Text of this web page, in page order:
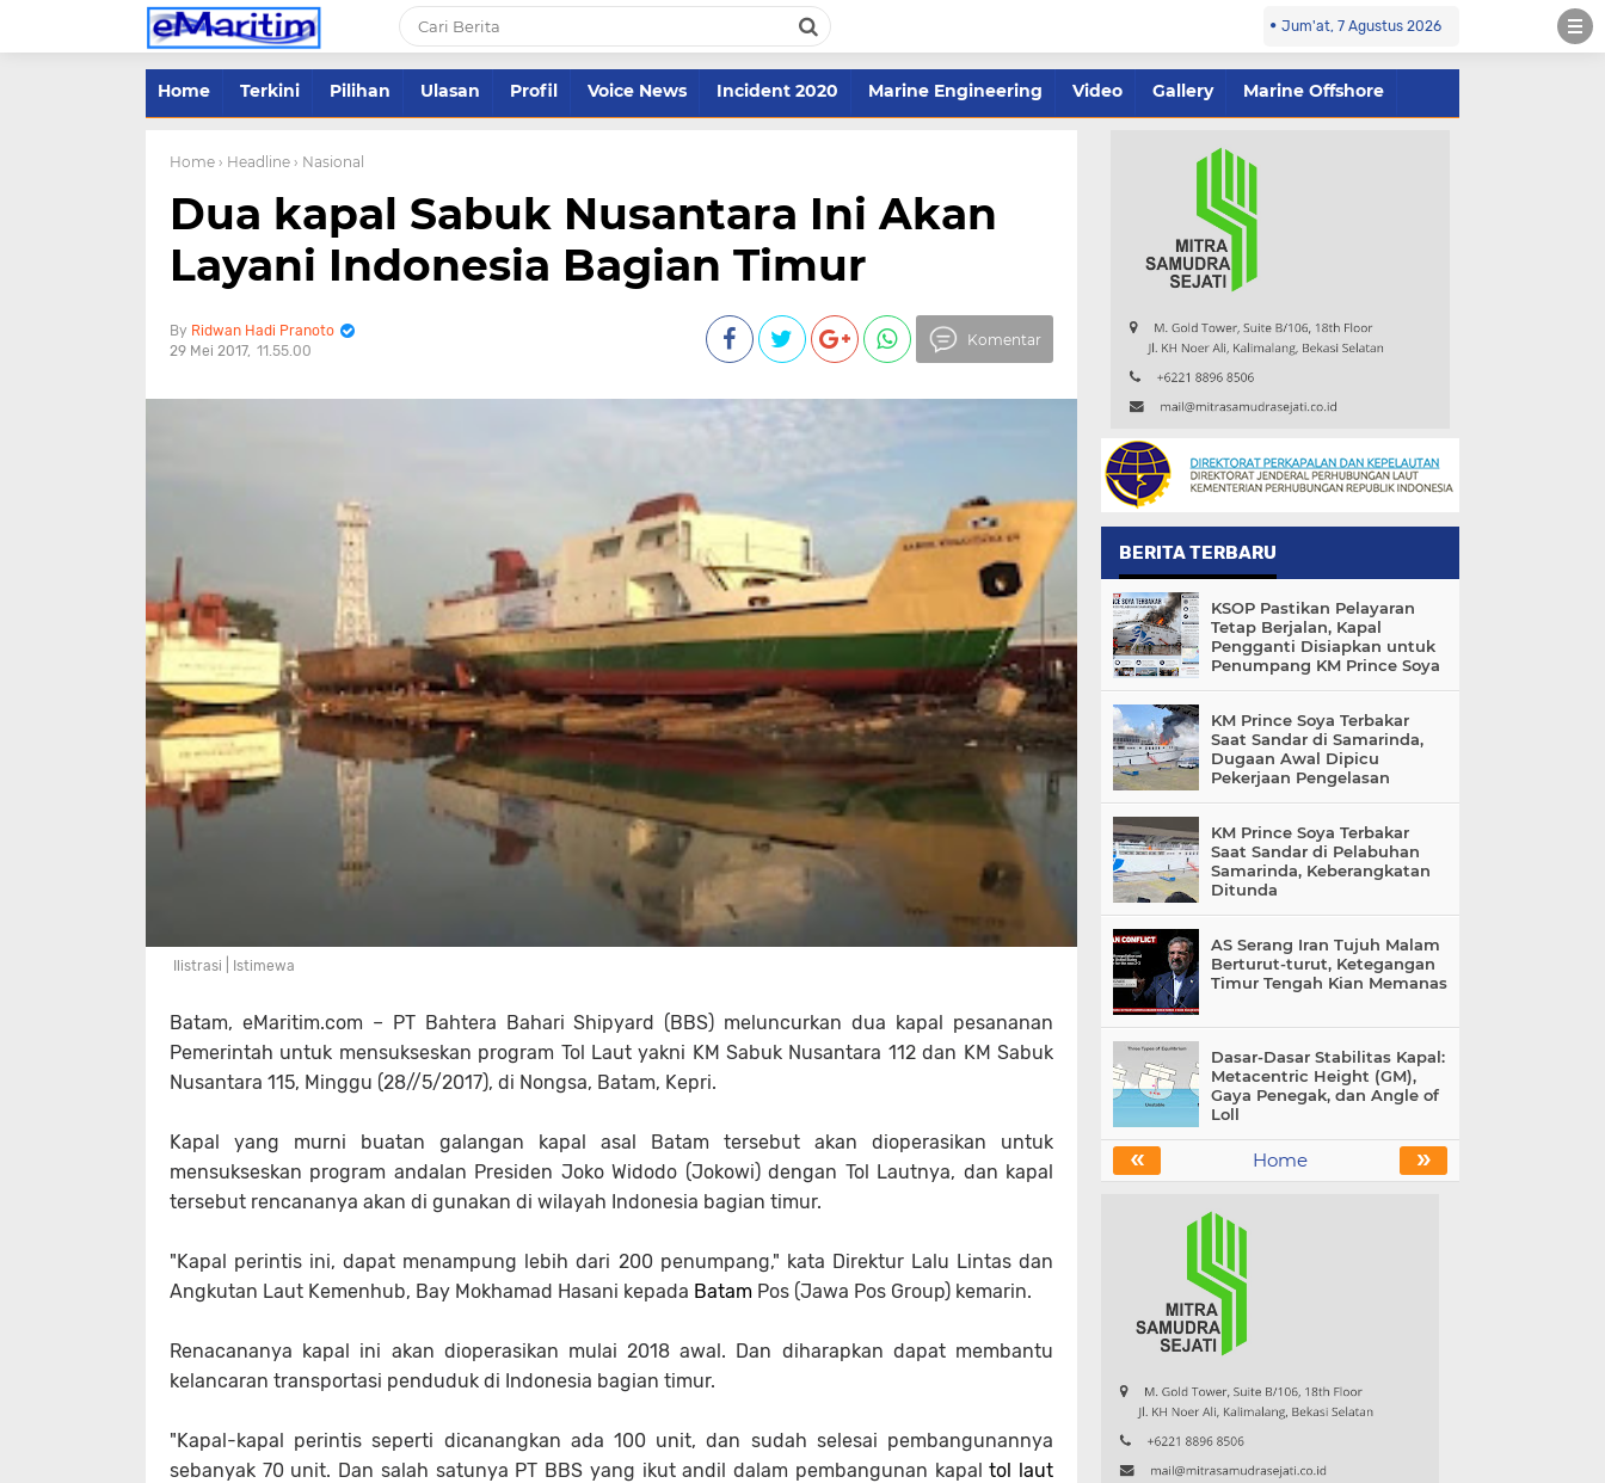
Jum'at, 7 Agustus 2026
Home Terkini Pilihan Ulasan Profil Voice News Incident 2020 Marine Engineering Video Gallery Marine Offshore
Home › Headline › Nasional
Dua kapal Sabuk Nusantara Ini Akan
Layani Indonesia Bagian Timur
Ridwan Hadi Pranoto
29 Mei 2017 11.55.00
Komentar
Ilistrasi | Istimewa
Batam, eMaritim.com – PT Bahtera Bahari Shipyard (BBS) meluncurkan dua kapal pesananan
Pemerintah untuk mensukseskan program Tol Laut yakni KM Sabuk Nusantara 112 dan KM Sabuk
Nusantara 115, Minggu (28//5/2017), di Nongsa, Batam, Kepri.
Kapal yang murni buatan galangan kapal asal Batam tersebut akan dioperasikan untuk
mensukseskan program andalan Presiden Joko Widodo (Jokowi) dengan Tol Lautnya, dan kapal
tersebut rencananya akan di gunakan di wilayah Indonesia bagian timur.
"Kapal perintis ini, dapat menampung lebih dari 200 penumpang," kata Direktur Lalu Lintas dan
Angkutan Laut Kemenhub, Bay Mokhamad Hasani kepada Batam Pos (Jawa Pos Group) kemarin.
Renacananya kapal ini akan dioperasikan mulai 2018 awal. Dan diharapkan dapat membantu
kelancaran transportasi penduduk di Indonesia bagian timur.
"Kapal-kapal perintis seperti dicanangkan ada 100 unit, dan sudah selesai pembangunannya
sebanyak 70 unit. Dan salah satunya PT BBS yang ikut andil dalam pembangunan kapaltol laut
BERITA TERBARU
KSOP Pastikan Pelayaran
Tetap Berjalan, Kapal
Pengganti Disiapkan untuk
Penumpang KM Prince Soya
KM Prince Soya Terbakar
Saat Sandar di Samarinda,
Dugaan Awal Dipicu
Pekerjaan Pengelasan
KM Prince Soya Terbakar
Saat Sandar di Pelabuhan
Samarinda, Keberangkatan
Ditunda
AS Serang Iran Tujuh Malam
Berturut-turut, Ketegangan
Timur Tengah Kian Memanas
Dasar-Dasar Stabilitas Kapal:
Metacentric Height (GM),
Gaya Penegak, dan Angle of
Loll
« »
Home